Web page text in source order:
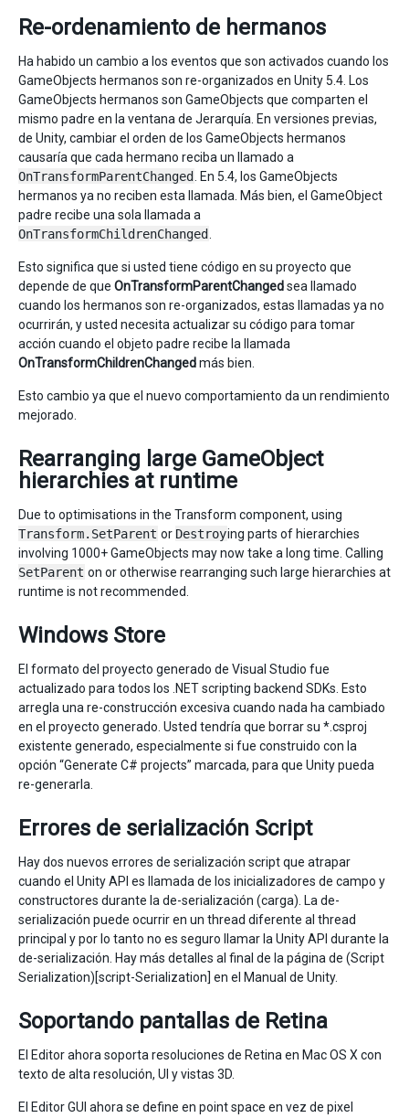
Re-ordenamiento de hermanos
Ha habido un cambio a los eventos que son activados cuando los
GameObjects hermanos son re-organizados en Unity 5.4. Los
GameObjects hermanos son GameObjects que comparten el
mismo padre en la ventana de Jerarquía. En versiones previas,
de Unity, cambiar el orden de los GameObjects hermanos
causaría que cada hermano reciba un llamado a
OnTransformParentChanged
. En 5.4, los GameObjects
hermanos ya no reciben esta llamada. Más bien, el GameObject
padre recibe una sola llamada a
OnTransformChildrenChanged
Esto significa que si usted tiene código en su proyecto que
depende de que OnTransformParentChangedsea llamado
cuando los hermanos son re-organizados, estas llamadas ya no
ocurrirán, y usted necesita actualizar su código para tomar
acción cuando el objeto padre recibe la llamada
OnTransformChildrenChangedmás bien.
Esto cambio ya que el nuevo comportamiento da un rendimiento
mejorado.
Rearranging large GameObject
hierarchies at runtime
Due to optimisations in the Transform component, using
Transform.SetParent or Destroying parts of hierarchies
involving 1000+ GameObjects may now take a long time. Calling
SetParent on or otherwise rearranging such large hierarchies at
runtime is not recommended.
Windows Store
El formato del proyecto generado de Visual Studio fue
actualizado para todos los .NET scripting backend SDKs. Esto
arregla una re-construcción excesiva cuando nada ha cambiado
en el proyecto generado. Usted tendría que borrar su *.csproj
existente generado, especialmente si fue construido con la
opción “Generate C# projects” marcada, para que Unity pueda
re-generarla.
Errores de serialización Script
Hay dos nuevos errores de serialización script que atrapar
cuando el Unity API es llamada de los inicializadores de campo y
constructores durante la de-serialización (carga). La de-
serialización puede ocurrir en un thread diferente al thread
principal y por lo tanto no es seguro llamar la Unity API durante la
de-serialización. Hay más detalles al final de la página de (Script
Serialization)[script-Serialization] en el Manual de Unity.
Soportando pantallas de Retina
El Editor ahora soporta resoluciones de Retina en Mac OS X con
texto de alta resolución, UI y vistas 3D.
El Editor GUI ahora se define en point space en vez de pixel